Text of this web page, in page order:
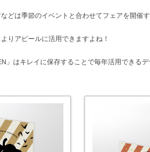
どは季節のイベントと合わせてフェアを開催
りアピールに活用できますよね！
」はキレイに保存することで毎年活用できる